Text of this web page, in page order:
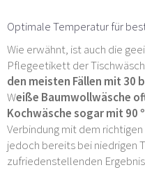
Optimale Temperatur für
Wie erwähnt, ist auch die
Pflegeetikett der
den meisten Fällen mit 30
Weiße Baumwollwäsche
Kochwäsche sogar mit 90
Verbindung mit dem
jedoch bereits bei niedrigen
zufriedenstellenden